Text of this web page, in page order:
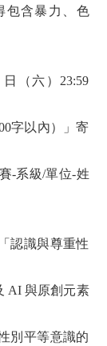
包含暴力、色
（六）23:59
字以內）」寄
-系級/單位-姓
認識與尊重性
AI 與原創元素
別平等意識的